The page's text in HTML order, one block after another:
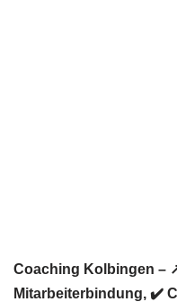
Coaching Kolbingen –
Mitarbeiterbindung, ✔️